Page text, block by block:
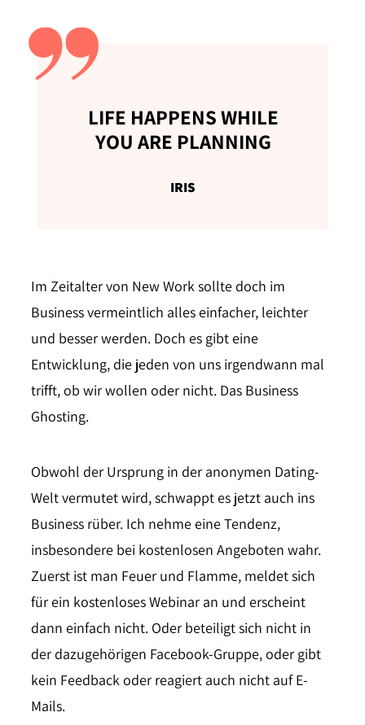
LIFE HAPPENS WHILE
YOU ARE PLANNING
IRIS
Im Zeitalter von New Work sollte doch im
Business vermeintlich alles einfacher, leichter
und besser werden. Doch es gibt eine
Entwicklung, die jeden von uns irgendwann mal
trifft, ob wir wollen oder nicht. Das Business
Ghosting.
Obwohl der Ursprung in der anonymen Dating-
Welt vermutet wird, schwappt es jetzt auch ins
Business rüber. Ich nehme eine Tendenz,
insbesondere bei kostenlosen Angeboten wahr.
Zuerst ist man Feuer und Flamme, meldet sich
für ein kostenloses Webinar an und erscheint
dann einfach nicht. Oder beteiligt sich nicht in
der dazugehörigen Facebook-Gruppe, oder gibt
kein Feedback oder reagiert auch nicht auf E-
Mails.